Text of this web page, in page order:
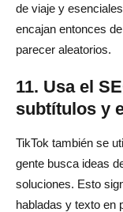
de viaje y
encajan entonces
parecer aleatorios.
11. Usa el
subtítulos y
TikTok también se
gente busca ideas
soluciones. Esto
habladas y texto en